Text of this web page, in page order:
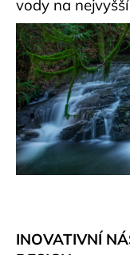
vody na
INOVATIVNÍ